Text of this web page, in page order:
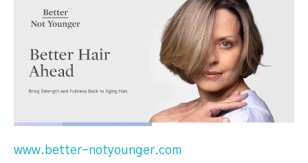
www.better-notyounger.com